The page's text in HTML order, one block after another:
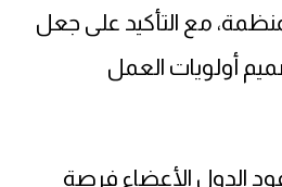
مع التأكيد على جعل
أولويات العمل
الدول الأعضاء فرصة